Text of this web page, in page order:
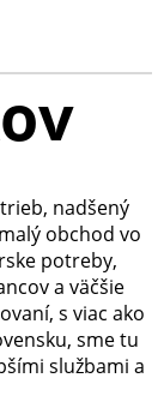
nadšený
obchod vo
potreby,
a väčšie
s viac ako
sme tu
službami a